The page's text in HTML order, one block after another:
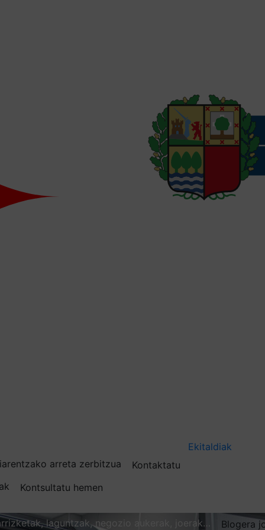
arreta zerbitzua
Kontaktatu
Kontsultatu hemen
Ekitaldiak
laguntzak, negozio aukerak, joerak… Blogera